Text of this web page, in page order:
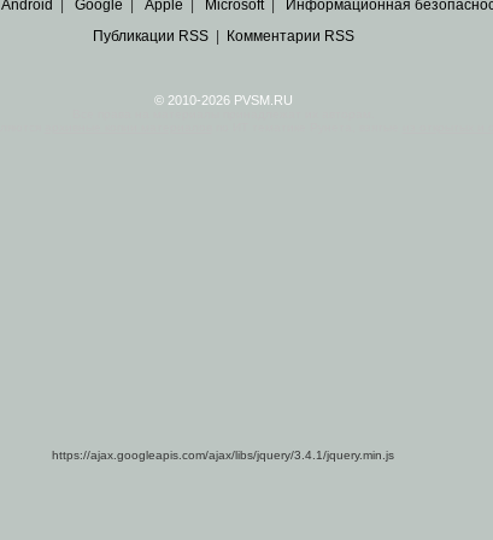
Android Google Apple Microsoft| Информационная
Публикации RSS| Комментарии RSS
© 2010-2026 PVSM.RU
https://ajax.googleapis.com/ajax/libs/jquery/3.4.1/jquery.min.js